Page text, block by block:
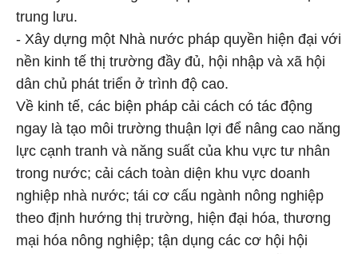
trung lưu.
- Xây dựng một Nhà nước pháp quyền hiện đại với
nền kinh tế thị trường đầy đủ, hội nhập và xã hội
dân chủ phát triển ở trình độ cao.
Về kinh tế, các biện pháp cải cách có tác động
ngay là tạo môi trường thuận lợi để nâng cao năng
lực cạnh tranh và năng suất của khu vực tư nhân
trong nước; cải cách toàn diện khu vực doanh
nghiệp nhà nước; tái cơ cấu ngành nông nghiệp
theo định hướng thị trường, hiện đại hóa, thương
mại hóa nông nghiệp; tận dụng các cơ hội hội